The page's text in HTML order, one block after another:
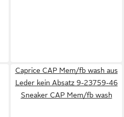
Caprice CAP Mem/fb wash aus
Leder kein Absatz 9-23759-46
Sneaker CAP Mem/fb wash